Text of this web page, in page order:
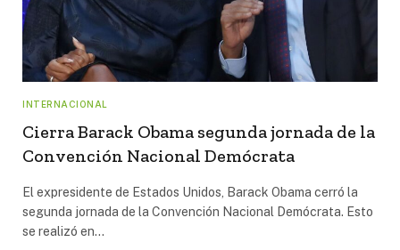
INTERNACIONAL
Cierra Barack Obama segunda jornada de la
Convención Nacional Demócrata
El expresidente de Estados Unidos, Barack Obama cerró la
segunda jornada de la Convención Nacional Demócrata. Esto
se realizó en…